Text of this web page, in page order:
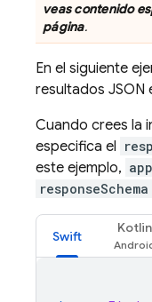
veas contenido
página.
En el siguiente
resultados
Cuando crees la
especifica el
este ejemplo,
responseSchema
Swift
Kotlin